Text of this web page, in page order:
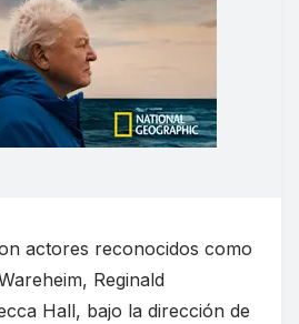
actores reconocidos como
Reginald
Hall, bajo la dirección de